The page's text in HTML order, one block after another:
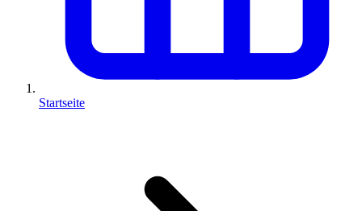
Startseite